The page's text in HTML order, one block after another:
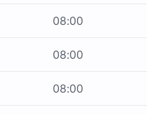
08:00
08:00
08:00